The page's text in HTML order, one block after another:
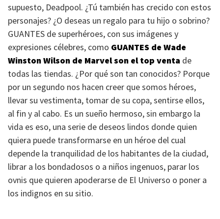
supuesto, Deadpool. ¿Tú también has crecido con estos
personajes? ¿O deseas un regalo para tu hijo o sobrino?
GUANTES de superhéroes, con sus imágenes y
expresiones célebres, como GUANTES de Wade
Winston Wilson de Marvel son el top venta de
todas las tiendas. ¿Por qué son tan conocidos? Porque
por un segundo nos hacen creer que somos héroes,
llevar su vestimenta, tomar de su copa, sentirse ellos,
al fin y al cabo. Es un sueño hermoso, sin embargo la
vida es eso, una serie de deseos lindos donde quien
quiera puede transformarse en un héroe del cual
depende la tranquilidad de los habitantes de la ciudad,
librar a los bondadosos o a niños ingenuos, parar los
ovnis que quieren apoderarse de El Universo o poner a
los indignos en su sitio.